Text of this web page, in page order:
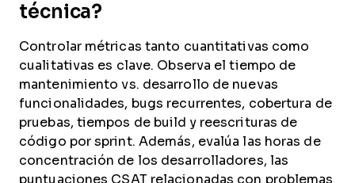
técnica?
Controlar métricas tanto cuantitativas como
cualitativas es clave. Observa el tiempo de
mantenimiento vs. desarrollo de nuevas
funcionalidades, bugs recurrentes, cobertura de
pruebas, tiempos de build y reescrituras de
código por sprint. Además, evalúa las horas de
concentración de los desarrolladores, las
puntuaciones CSAT relacionadas con problemas